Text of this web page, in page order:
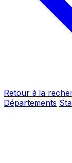
Retour à la
Départements